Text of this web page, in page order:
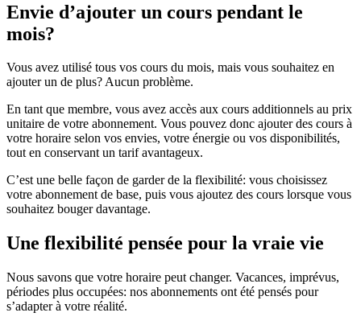
Envie d’ajouter un cours pendant le
mois?
Vous avez utilisé tous vos cours du mois, mais vous souhaitez en
ajouter un de plus? Aucun problème.
En tant que membre, vous avez accès aux cours additionnels au prix
unitaire de votre abonnement. Vous pouvez donc ajouter des cours à
votre horaire selon vos envies, votre énergie ou vos disponibilités,
tout en conservant un tarif avantageux.
C’est une belle façon de garder de la flexibilité: vous choisissez
votre abonnement de base, puis vous ajoutez des cours lorsque vous
souhaitez bouger davantage.
Une flexibilité pensée pour la vraie vie
Nous savons que votre horaire peut changer. Vacances, imprévus,
périodes plus occupées: nos abonnements ont été pensés pour
s’adapter à votre réalité.